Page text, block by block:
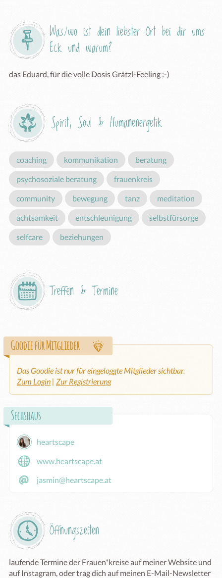
Was/wo ist dein liebster Ort bei dir ums
Eck und warum?
das Eduard, für die volle Dosis Grätzl-Feeling :-)
Spirit, Soul & Humanenergetik
coaching kommunikation beratung
psychosoziale beratung frauenkreis
community bewegung tanz meditation
achtsamkeit entschleunigung selbstfürsorge
selfcare beziehungen
Treffen & Termine
Goodie für Mitglieder
Das Goodie ist nur für eingeloggte Mitglieder sichtbar.
Zum Login | Zur Registrierung
Sechshaus
heartscape
www.heartscape.at
jasmin@heartscape.at
Öffnungszeiten
laufende Termine der Frauen*kreise auf meiner Website und
auf Instagram, oder trag dich auf meinen E-Mail-Newsletter